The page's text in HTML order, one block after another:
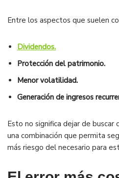
Entre los aspectos que suelen
Dividendos.
Protección del patrimonio.
Menor volatilidad.
Generación de ingresos
Esto no significa dejar de buscar
una combinación que permita
más riesgo del necesario para